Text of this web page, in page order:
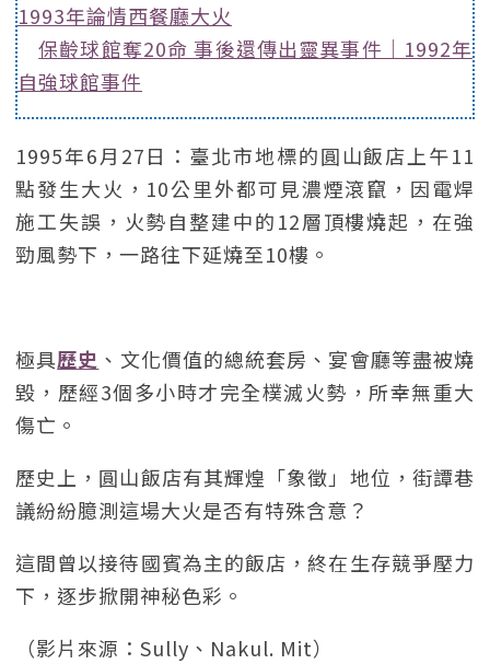
1993年論情西餐廳大火
保齡球館奪20命 事後還傳出靈異事件｜1992年
自強球館事件
1995年6月27日：臺北市地標的圓山飯店上午11
點發生大火，10公里外都可見濃煙滾竄，因電焊
施工失誤，火勢自整建中的12層頂樓燒起，在強
勁風勢下，一路往下延燒至10樓。
極具歷史 、文化價值的總統套房、宴會廳等盡被燒
毀，歷經3個多小時才完全樸滅火勢，所幸無重大
傷亡。
歷史上，圓山飯店有其輝煌「象徵」地位，街譚巷
議紛紛臆測這場大火是否有特殊含意？
這間曾以接待國賓為主的飯店，終在生存競爭壓力
下，逐步掀開神秘色彩。
（影片來源：Sully、Nakul. Mit）